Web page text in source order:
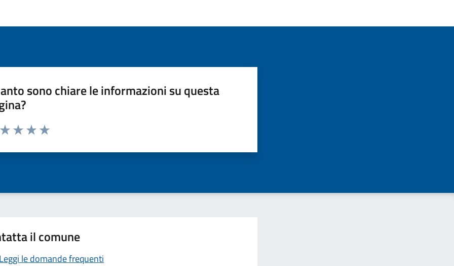
sono chiare le informazioni su questa
da 1 a 5 stelle la pagina
il comune
le domande frequenti